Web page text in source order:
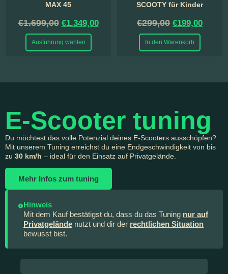
MAX 45
€1.699,00 €1.349,00
Ausführung wählen
SCOOTY für Kinder
€299,00 €199,00
In den Warenkorb
E-Scooter tuning
Du möchtest das volle Potenzial deines E-Scooters ausschöpfen?
Mit unserem Tuning erreichst du eine Endgeschwindigkeit von bis
zu 30 km/h – ideal für den Einsatz auf Privatgelände.
Mehr Infos zum tuning
i
Hinweis
Mit dem Kauf bestätigst du, dass du das Tuning nur auf
Privatgelände nutzt und dir der rechtlichen Situation
bewusst bist.